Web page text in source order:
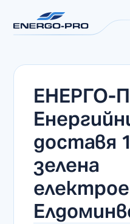
ЕНЕРГО-
доставя
зелена